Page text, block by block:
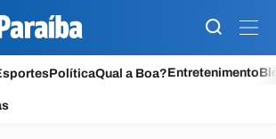
PolíticaQual a Boa?Entretenimento